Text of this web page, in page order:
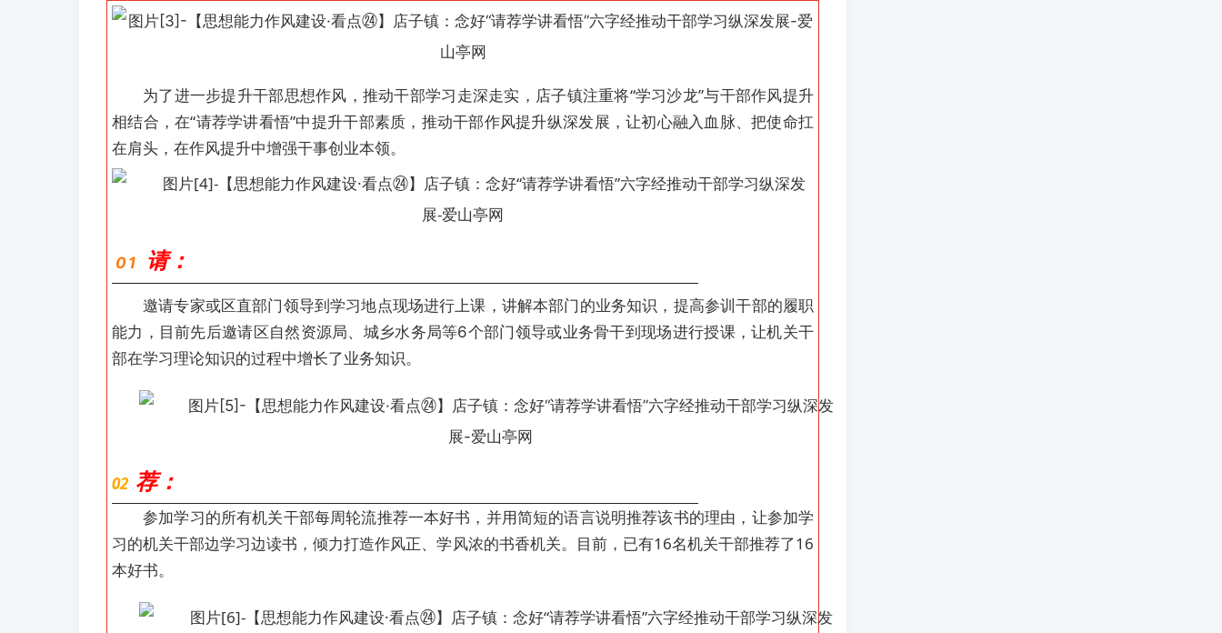
为了进一步提升干部思想作风，推动干部学习走深走实，店子镇注重将“学习沙龙”与干部作风提升
相结合，在“请荐学讲看悟”中提升干部素质，推动干部作风提升纵深发展，让初心融入血脉、把使命扛
在肩头，在作风提升中增强干事创业本领。
01 请：
邀请专家或区直部门领导到学习地点现场进行上课，讲解本部门的业务知识，提高参训干部的履职
能力，目前先后邀请区自然资源局、城乡水务局等6个部门领导或业务骨干到现场进行授课，让机关干
部在学习理论知识的过程中增长了业务知识。
02 荐：
参加学习的所有机关干部每周轮流推荐一本好书，并用简短的语言说明推荐该书的理由，让参加学
习的机关干部边学习边读书，倾力打造作风正、学风浓的书香机关。目前，已有16名机关干部推荐了16
本好书。